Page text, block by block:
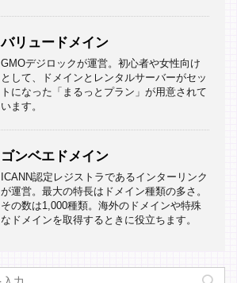
バリュードメイン
GMOデジロックが運営。初心者や女性向け
として、ドメインとレンタルサーバーがセッ
トになった「まるっとプラン」が用意されて
います。
ゴンベエドメイン
ICANN認定レジストラであるインターリンク
が運営。最大の特長はドメイン種類の多さ。
その数は1,000種類。海外のドメインや特殊
なドメインを取得するときに役立ちます。